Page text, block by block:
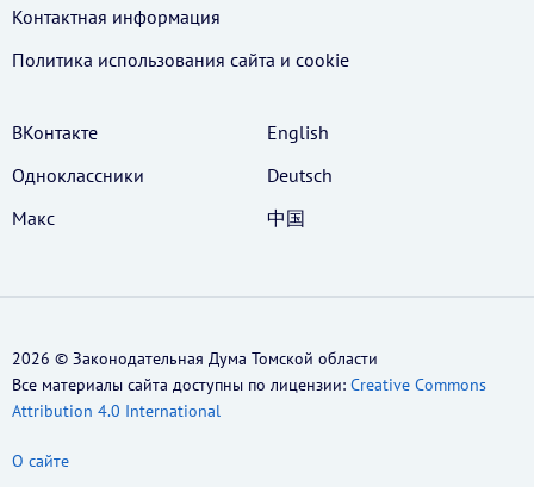
Контактная информация
Политика использования cайта и cookie
ВКонтакте
Одноклассники
Макс
English
Deutsch
中国
2026 © Законодательная Дума Томской области
Все материалы сайта доступны по лицензии: Creative Commons
Attribution 4.0 International
О сайте